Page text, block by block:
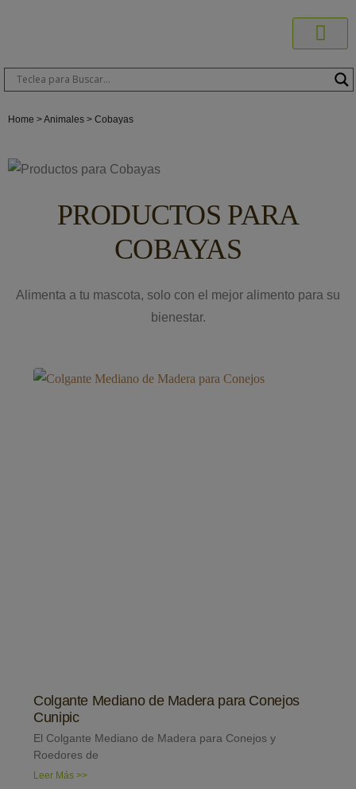
Home > Animales > Cobayas
PRODUCTOS PARA
COBAYAS
Alimenta a tu mascota, solo con el mejor alimento para su
bienestar.
Colgante Mediano de Madera para Conejos
Cunipic
El Colgante Mediano de Madera para Conejos y
Roedores de
Leer Más >>